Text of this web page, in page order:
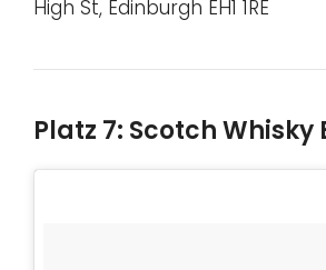
High St, Edinburgh EH1 1RE
Platz 7: Scotch Whisky